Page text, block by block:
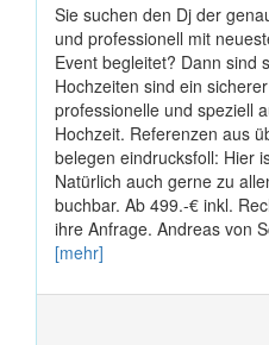
Sie suchen den Dj der
und professionell mit
Event begleitet? Dann sind
Hochzeiten sind ein
professionelle und speziell
Hochzeit. Referenzen aus
belegen eindrucksfoll: Hier
Natürlich auch gerne zu
buchbar. Ab 499.-€ inkl.
ihre Anfrage. Andreas von
[mehr]